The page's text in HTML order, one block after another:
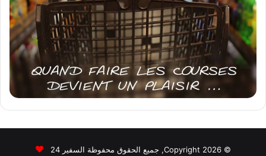
© Copyright 2026, جميع الحقوق محفوظة السفير 24